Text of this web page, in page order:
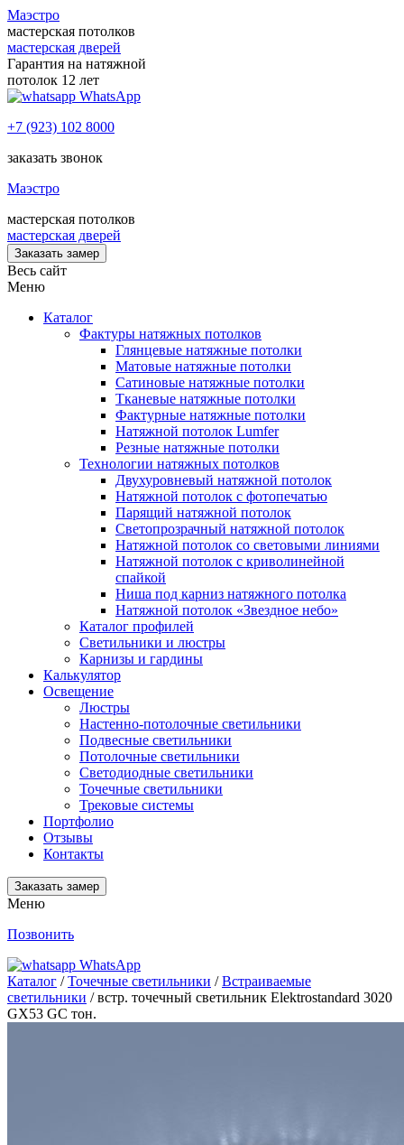
Маэстро
мастерская потолков
мастерская дверей
Гарантия на натяжной
потолок 12 лет
WhatsApp
+7 (923) 102 8000
заказать звонок
Маэстро
мастерская потолков
мастерская дверей
Заказать замер
Весь сайт
Меню
Каталог
Фактуры натяжных потолков
Глянцевые натяжные потолки
Матовые натяжные потолки
Сатиновые натяжные потолки
Тканевые натяжные потолки
Фактурные натяжные потолки
Натяжной потолок Lumfer
Резные натяжные потолки
Технологии натяжных потолков
Двухуровневый натяжной потолок
Натяжной потолок с фотопечатью
Парящий натяжной потолок
Светопрозрачный натяжной потолок
Натяжной потолок со световыми линиями
Натяжной потолок с криволинейной
спайкой
Ниша под карниз натяжного потолка
Натяжной потолок «Звездное небо»
Каталог профилей
Светильники и люстры
Карнизы и гардины
Калькулятор
Освещение
Люстры
Настенно-потолочные светильники
Подвесные светильники
Потолочные светильники
Светодиодные светильники
Точечные светильники
Трековые системы
Портфолио
Отзывы
Контакты
Заказать замер
Меню
Позвонить
WhatsApp
Каталог /Точечные светильники /Встраиваемые
светильники / встр. точечный светильник Elektrostandard 3020
GX53 GC тон.